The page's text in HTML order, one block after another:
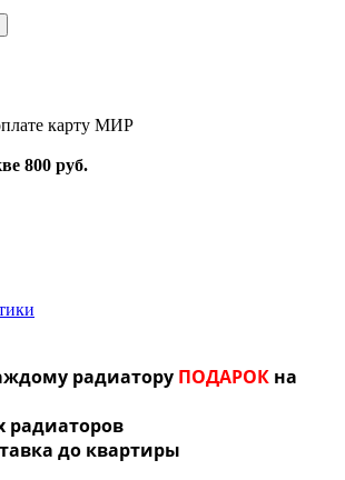
карту МИР
800 руб.
радиатору ПОДАРОК на
радиаторов
до квартиры